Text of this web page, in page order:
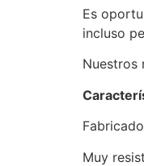
Es
incluso
Nuestros
Muy